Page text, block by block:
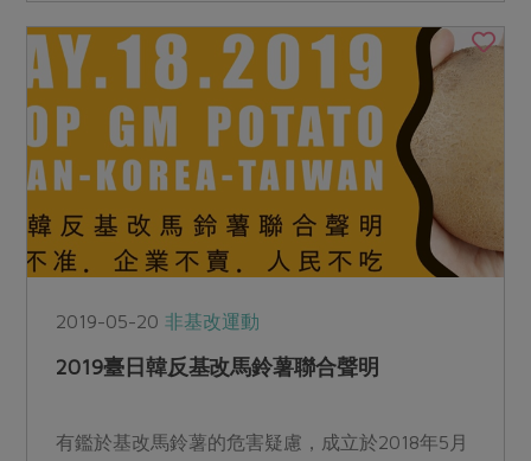
2019-05-20非基改運動
2019臺日韓反基改馬鈴薯聯合聲明
有鑑於基改馬鈴薯的危害疑慮，成立於2018年5月